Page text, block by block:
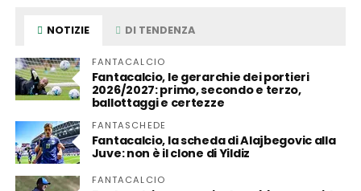
NOTIZIE DI TENDENZA
FANTACALCIO
Fantacalcio, le gerarchie dei portieri
2026/2027: primo, secondo e terzo,
ballottaggi e certezze
FANTASCHEDE
Fantacalcio, la scheda di Alajbegovic alla
Juve: non è il clone di Yildiz
FANTACALCIO